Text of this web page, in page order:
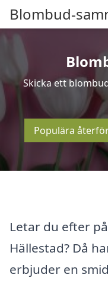
Blombud-
Skicka ett
Populära
Letar du efter
Hällestad? Då
erbjuder en